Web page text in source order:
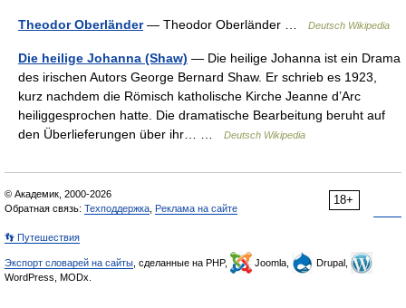
Theodor Oberländer— Theodor Oberländer … Deutsch Wikipedia
Die heilige Johanna (Shaw) — Die heilige Johanna ist ein Drama
des irischen Autors George Bernard Shaw. Er schrieb es 1923,
kurz nachdem die Römisch katholische Kirche Jeanne d’Arc
heiliggesprochen hatte. Die dramatische Bearbeitung beruht auf
den Überlieferungen über ihr… …
Deutsch Wikipedia
18+
© Академик, 2000-2026
Обратная связь: Техподдержка Реклама на сайте
👣 Путешествия
Экспорт словарей на сайты , сделанные на PHP, Joomla,
Drupal,
WordPress, MODx.